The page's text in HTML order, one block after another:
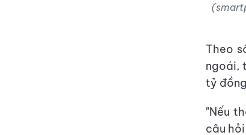
Theo
ngoái,
tỷ
"Nếu
câu